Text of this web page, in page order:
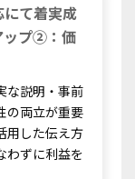
にて着実成
プ②：価
な説明・事前
の両立が重要
用した伝え方
わずに利益を